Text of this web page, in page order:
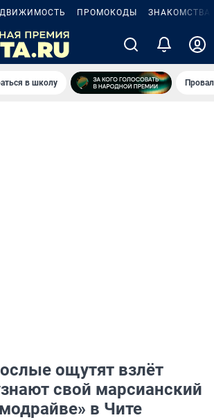
ПРОМОКОДЫ ЗНАКОМСТВА
в школу
ощутят взлёт
свой марсианский
в Чите